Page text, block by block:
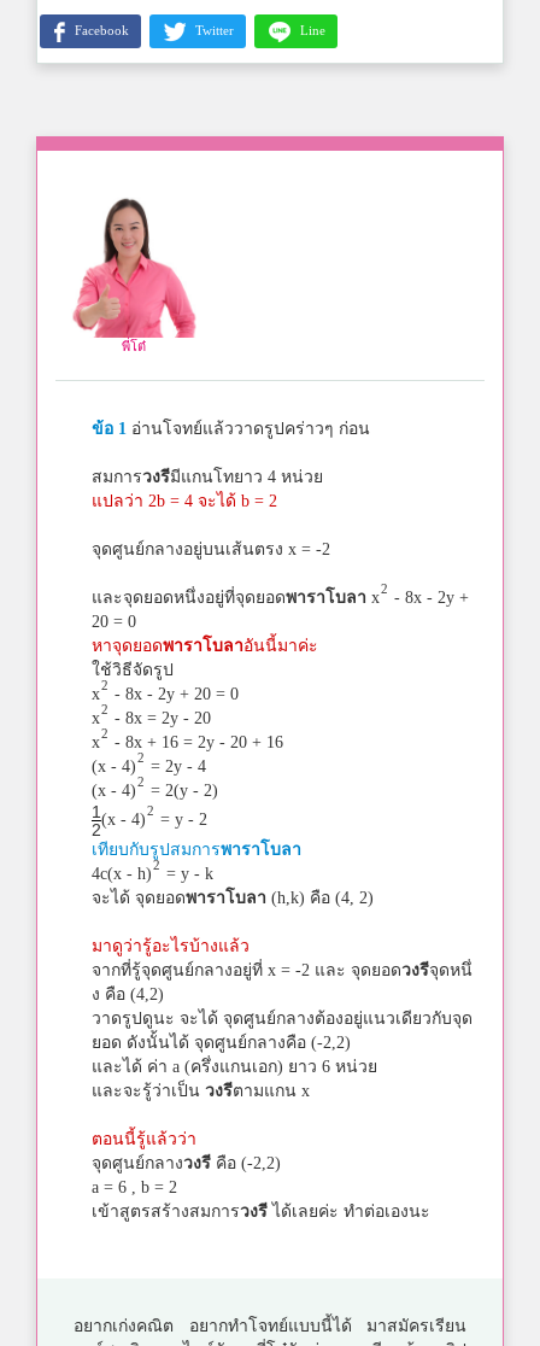
Facebook Twitter Line
พี่โต๋
ข้อ 1 อ่านโจทย์แล้ววาดรูปคร่าวๆ ก่อน
สมการวงรีมีแกนโทยาว 4 หน่วย
แปลว่า 2b = 4 จะได้ b = 2
จุดศูนย์กลางอยู่บนเส้นตรง x = -2
และจุดยอดหนึ่งอยู่ที่จุดยอดพาราโบลา x2 - 8x - 2y +
20 = 0
หาจุดยอดพาราโบลาอันนี้มาค่ะ
ใช้วิธีจัดรูป
x2 - 8x - 2y + 20 = 0
x2 - 8x = 2y - 20
x2 - 8x + 16 = 2y - 20 + 16
(x - 4)2 = 2y - 4
(x - 4)2 = 2(y - 2)
1
2
(x - 4)2 = y - 2
เทียบกับรูปสมการพาราโบลา
4c(x - h)2 = y - k
จะได้ จุดยอดพาราโบลา (h,k) คือ (4, 2)
มาดูว่ารู้อะไรบ้างแล้ว
จากที่รู้จุดศูนย์กลางอยู่ที่ x = -2 และ จุดยอดวงรีจุดหนึ่
ง คือ (4,2)
วาดรูปดูนะ จะได้ จุดศูนย์กลางต้องอยู่แนวเดียวกับจุด
ยอด ดังนั้นได้ จุดศูนย์กลางคือ (-2,2)
และได้ ค่า a (ครึ่งแกนเอก) ยาว 6 หน่วย
และจะรู้ว่าเป็น วงรีตามแกน x
ตอนนี้รู้แล้วว่า
จุดศูนย์กลางวงรี คือ (-2,2)
a = 6 , b = 2
เข้าสูตรสร้างสมการวงรี ได้เลยค่ะ ทำต่อเองนะ
อยากเก่งคณิต อยากทำโจทย์แบบนี้ได้ มาสมัครเรียน